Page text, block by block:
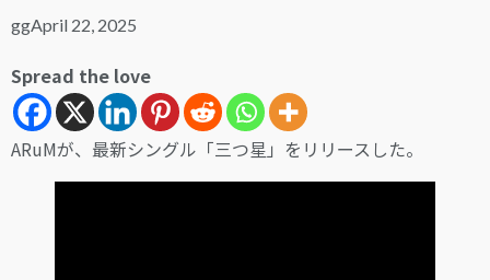
LOGIN
ggApril 22, 2025
Spread the love
ARuMが、最新シングル「三つ星」をリリースした。